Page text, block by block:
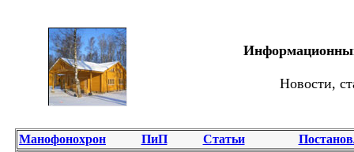
Новости,
Манофонохрон ПиП Статьи